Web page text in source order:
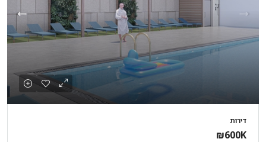
דירות
₪600K